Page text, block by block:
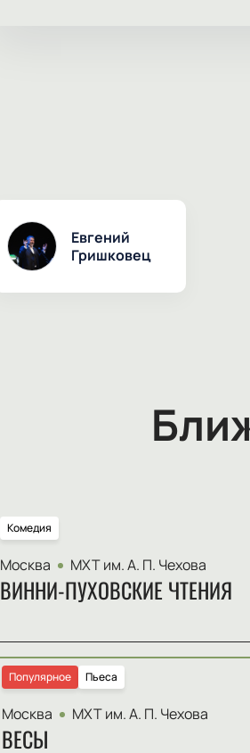
Евгений
Гришковец
Комедия
Москва МХТ им. А. П. Чехова
ВИННИ-ПУХОВСКИЕ ЧТЕНИЯ
Пьеса
Популярное
Москва МХТ им. А. П. Чехова
ВЕСЫ